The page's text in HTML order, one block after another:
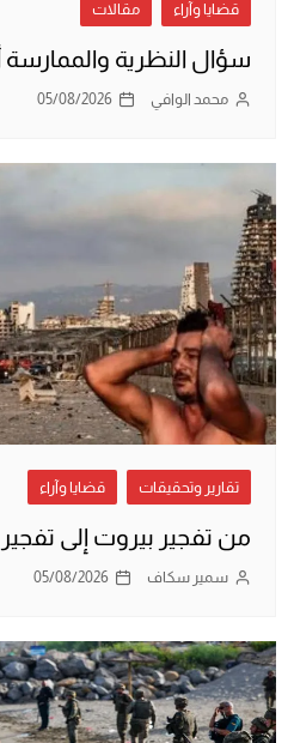
قضايا وآراء مقالات
سؤال النظرية والممارسة
محمد الوافي 05/08/2026
تقارير وتحقيقات قضايا وآراء
من تفجير بيروت إلى
سمير سكاف 05/08/2026